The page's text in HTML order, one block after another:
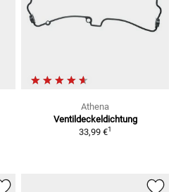
Athena
Ventildeckeldichtung
33,99 €1